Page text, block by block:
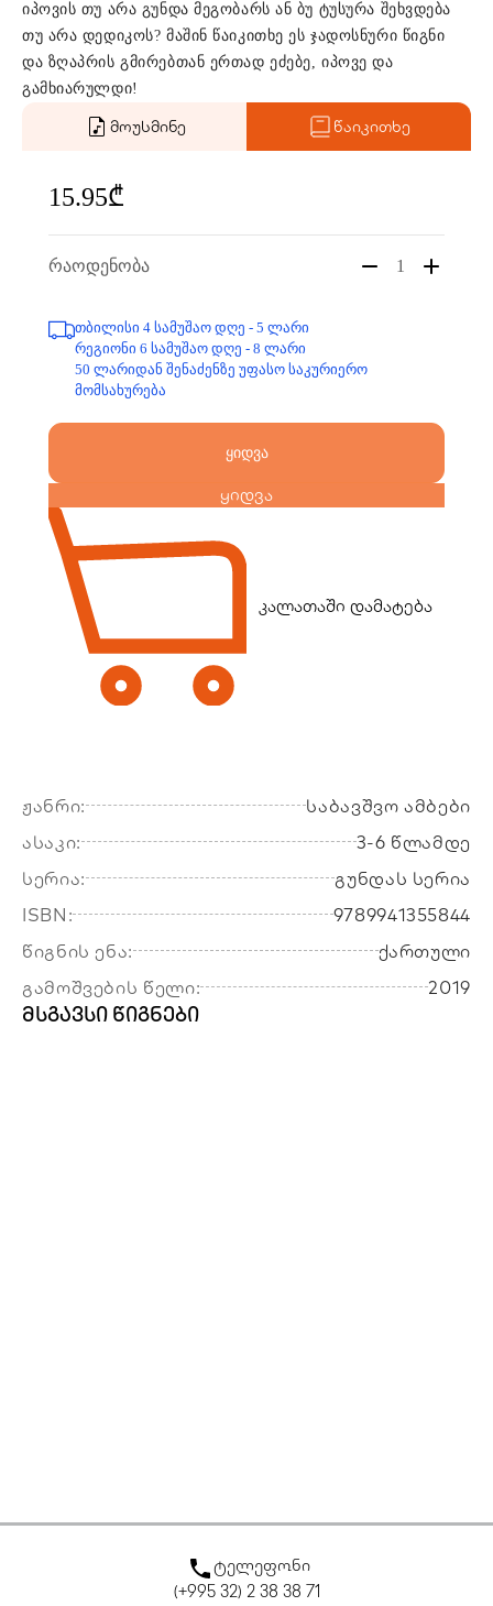
იპოვის თუ არა გუნდა მეგობარს ან ბუ ტუსურა შეხვდება
თუ არა დედიკოს? მაშინ წაიკითხე ეს ჯადოსნური წიგნი
და ზღაპრის გმირებთან ერთად ეძებე, იპოვე და
გამხიარულდი!
მოუსმინე წაიკითხე
15.95₾
რაოდენობა 1
თბილისი 4 სამუშაო დღე - 5 ლარი
რეგიონი 6 სამუშაო დღე - 8 ლარი
50 ლარიდან შენაძენზე უფასო საკურიერო
მომსახურება
ყიდვა
ყიდვა
კალათაში დამატება
ჟანრი:
საბავშვო ამბები
ასაკი:
3-6 წლამდე
სერია:
გუნდას სერია
ISBN:
9789941355844
წიგნის ენა:
ქართული
გამოშვების წელი:
2019
მსგავსი წიგნები
ტელეფონი
(+995 32) 2 38 38 71